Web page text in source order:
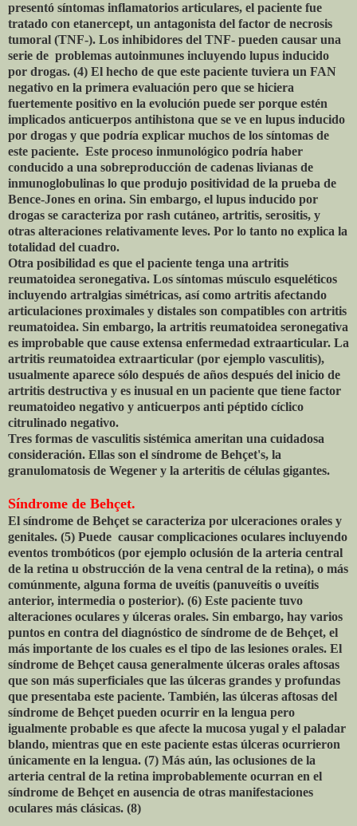
presentó síntomas inflamatorios articulares, el paciente fue
tratado con etanercept, un antagonista del factor de necrosis
tumoral (TNF-). Los inhibidores del TNF- pueden causar una
serie de problemas autoinmunes incluyendo lupus inducido
por drogas. (4) El hecho de que este paciente tuviera un FAN
negativo en la primera evaluación pero que se hiciera
fuertemente positivo en la evolución puede ser porque estén
implicados anticuerpos antihistona que se ve en lupus inducido
por drogas y que podría explicar muchos de los síntomas de
este paciente. Este proceso inmunológico podría haber
conducido a una sobreproducción de cadenas livianas de
inmunoglobulinas lo que produjo positividad de la prueba de
Bence-Jones en orina. Sin embargo, el lupus inducido por
drogas se caracteriza por rash cutáneo, artritis, serositis, y
otras alteraciones relativamente leves. Por lo tanto no explica la
totalidad del cuadro.
Otra posibilidad es que el paciente tenga una artritis
reumatoidea seronegativa. Los síntomas músculo esqueléticos
incluyendo artralgias simétricas, así como artritis afectando
articulaciones proximales y distales son compatibles con artritis
reumatoidea. Sin embargo, la artritis reumatoidea seronegativa
es improbable que cause extensa enfermedad extraarticular. La
artritis reumatoidea extraarticular (por ejemplo vasculitis),
usualmente aparece sólo después de años después del inicio de
artritis destructiva y es inusual en un paciente que tiene factor
reumatoideo negativo y anticuerpos anti péptido cíclico
citrulinado negativo.
Tres formas de vasculitis sistémica ameritan una cuidadosa
consideración. Ellas son el síndrome de Behçet's, la
granulomatosis de Wegener y la arteritis de células gigantes.
Síndrome de Behçet.
El síndrome de Behçet se caracteriza por ulceraciones orales y
genitales. (5) Puede causar complicaciones oculares incluyendo
eventos trombóticos (por ejemplo oclusión de la arteria central
de la retina u obstrucción de la vena central de la retina), o más
comúnmente, alguna forma de uveítis (panuveítis o uveítis
anterior, intermedia o posterior). (6) Este paciente tuvo
alteraciones oculares y úlceras orales. Sin embargo, hay varios
puntos en contra del diagnóstico de síndrome de de Behçet, el
más importante de los cuales es el tipo de las lesiones orales. El
síndrome de Behçet causa generalmente úlceras orales aftosas
que son más superficiales que las úlceras grandes y profundas
que presentaba este paciente. También, las úlceras aftosas del
síndrome de Behçet pueden ocurrir en la lengua pero
igualmente probable es que afecte la mucosa yugal y el paladar
blando, mientras que en este paciente estas úlceras ocurrieron
únicamente en la lengua. (7) Más aún, las oclusiones de la
arteria central de la retina improbablemente ocurran en el
síndrome de Behçet en ausencia de otras manifestaciones
oculares más clásicas. (8)